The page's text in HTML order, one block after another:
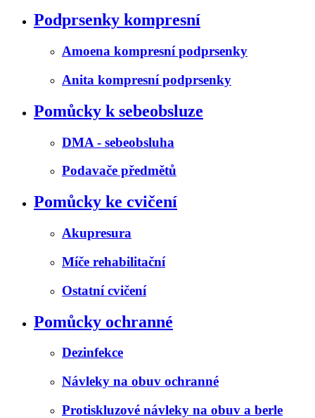
Podprsenky kompresní
Amoena kompresní podprsenky
Anita kompresní podprsenky
Pomůcky k sebeobsluze
DMA - sebeobsluha
Podavače předmětů
Pomůcky ke cvičení
Akupresura
Míče rehabilitační
Ostatní cvičení
Pomůcky ochranné
Dezinfekce
Návleky na obuv ochranné
Protiskluzové návleky na obuv a berle